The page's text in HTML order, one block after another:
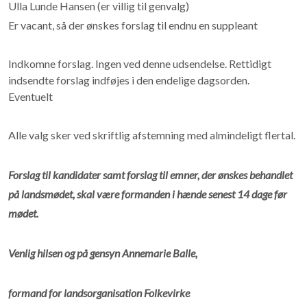
Ulla Lunde Hansen (er villig til genvalg)
Er vacant, så der ønskes forslag til endnu en suppleant
Indkomne forslag. Ingen ved denne udsendelse. Rettidigt
indsendte forslag indføjes i den endelige dagsorden.
Eventuelt
Alle valg sker ved skriftlig afstemning med almindeligt flertal.
Forslag til kandidater samt forslag til emner, der ønskes behandlet
på landsmødet, skal være formanden i hænde senest 14 dage før
mødet.
Venlig hilsen og på gensyn Annemarie Balle,
formand for landsorganisation Folkevirke